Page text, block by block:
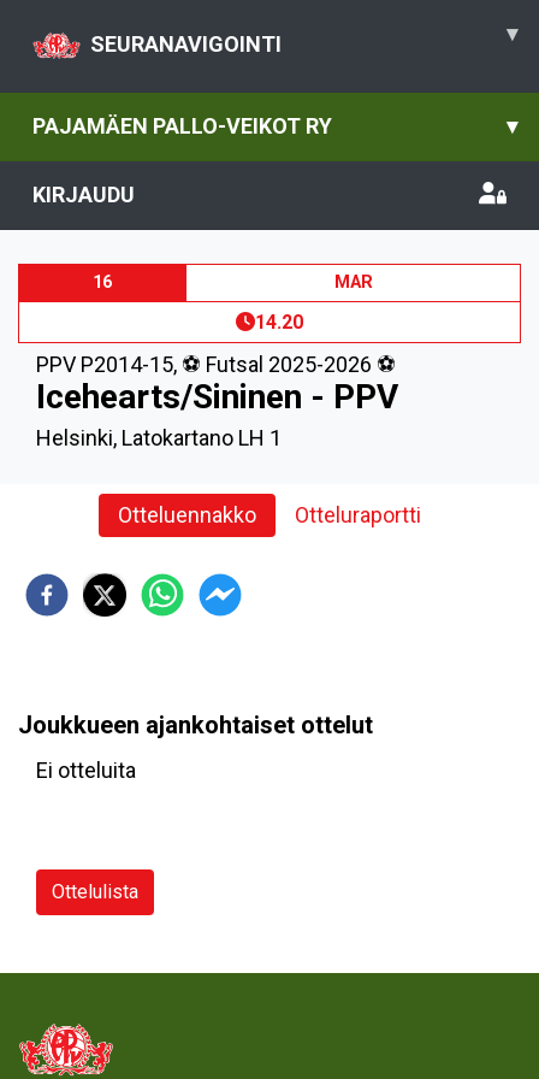
SEURANAVIGOINTI ▾
PAJAMÄEN PALLO-VEIKOT RY ▾
KIRJAUDU
16 MAR
14.20
PPV P2014-15, ⚽️ Futsal 2025-2026 ⚽️
Icehearts/Sininen - PPV
Helsinki, Latokartano LH 1
Otteluennakko Otteluraportti
Joukkueen ajankohtaiset ottelut
Ei otteluita
Ottelulista